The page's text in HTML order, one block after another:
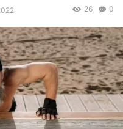
0
26